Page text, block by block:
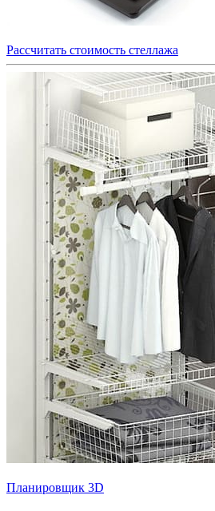
Рассчитать стоимость стеллажа
Планировщик 3D